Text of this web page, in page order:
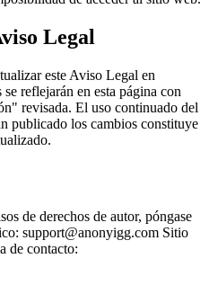
Legal
este Aviso Legal en
reflejarán en esta página con
revisada. El uso continuado del
publicado los cambios constituye
de derechos de autor, póngase
support@anonyigg.com Sitio
de contacto: